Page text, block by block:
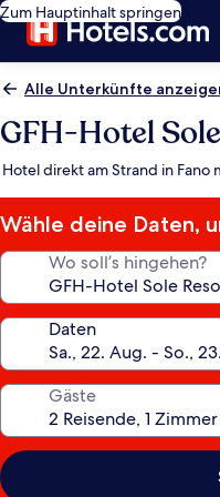
Zum Hauptinhalt springen
Alle Unterkünfte
GFH-Hotel
Hotel direkt am Strand in Fano
Wähle deine Daten,
Wo soll’s hingehen?
Daten
Gäste